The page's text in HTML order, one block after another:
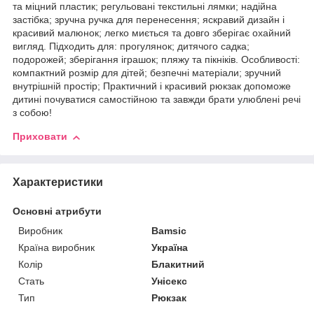
та міцний пластик; регульовані текстильні лямки; надійна
застібка; зручна ручка для перенесення; яскравий дизайн і
красивий малюнок; легко миється та довго зберігає охайний
вигляд. Підходить для: прогулянок; дитячого садка;
подорожей; зберігання іграшок; пляжу та пікніків. Особливості:
компактний розмір для дітей; безпечні матеріали; зручний
внутрішній простір; Практичний і красивий рюкзак допоможе
дитині почуватися самостійною та завжди брати улюблені речі
з собою!
Приховати
Характеристики
Основні атрибути
Виробник
Bamsic
Країна виробник
Україна
Колір
Блакитний
Стать
Унісекс
Тип
Рюкзак